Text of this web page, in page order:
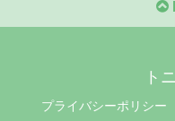
ト
プライバシーポリシー